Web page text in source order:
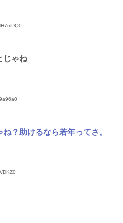
じゃね
？助けるなら若年ってさ。
DKZ0